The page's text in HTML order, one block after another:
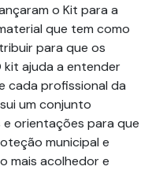
o Kit para a
que tem como
para que os
kit ajuda a entender
cada profissional da
um conjunto
orientações para que
municipal e
mais acolhedor e